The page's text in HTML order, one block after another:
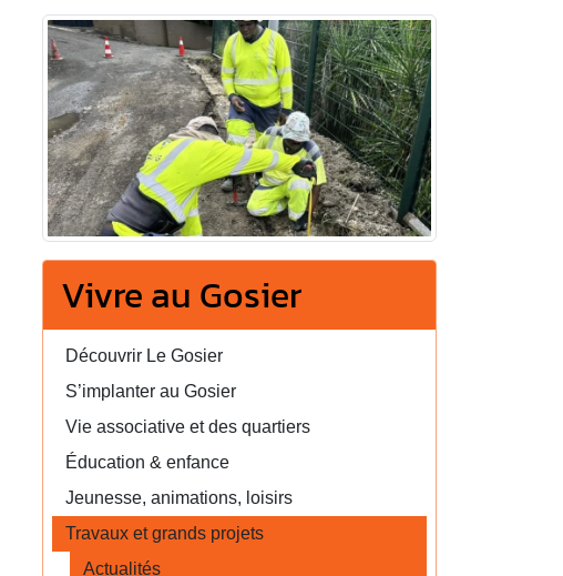
Vivre au Gosier
Découvrir Le Gosier
S’implanter au Gosier
Vie associative et des quartiers
Éducation & enfance
Jeunesse, animations, loisirs
Travaux et grands projets
Actualités